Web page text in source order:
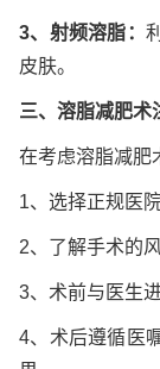
3、射频溶脂：
皮肤。
三、溶脂减肥术
在考虑溶脂减肥
1、选择正规医
2、了解手术的
3、术前与医生
4、术后遵循医